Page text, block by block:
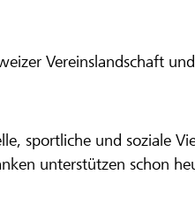
Vereinslandschaft
sportliche und soziale
unterstützen schon